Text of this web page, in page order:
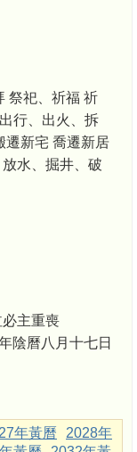
祭祀、祈福 祈
行、出火、拆
遷新宅 喬遷新居
水、掘井、破
主重喪
陰曆八月十七日
年黃曆
2028年